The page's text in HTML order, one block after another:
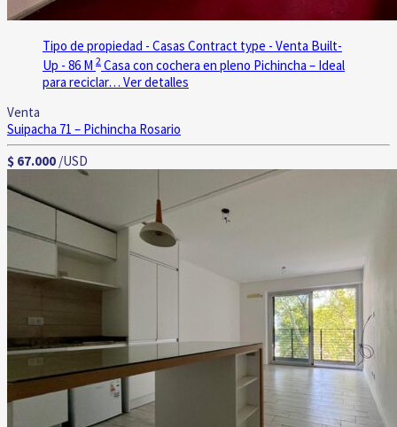
Tipo de propiedad - Casas Contract type - Venta Built-
Up - 86 M 2 Casa con cochera en pleno Pichincha – Ideal
para reciclar… Ver detalles
Venta
Suipacha 71 – Pichincha Rosario
$ 67.000 /USD